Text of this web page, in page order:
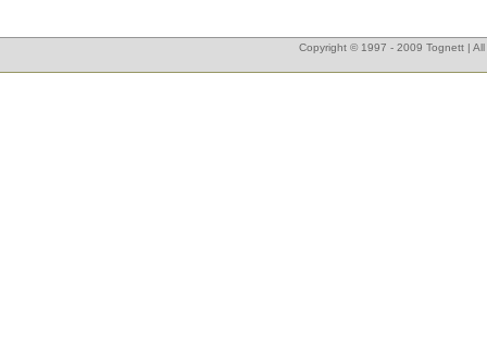
Copyright © 1997 - 2009 Tognett |